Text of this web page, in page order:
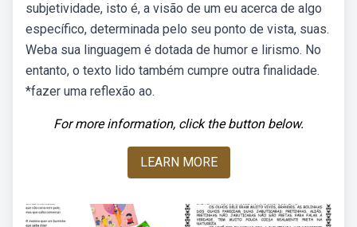
subjetividade, isto é, a visão de um eu acerca de algo
específico, determinada pelo seu ponto de vista, suas.
Weba sua linguagem é dotada de humor e lirismo. No
entanto, o texto lido também cumpre outra finalidade.
*fazer uma reflexão ao.
For more information, click the button below.
LEARN MORE